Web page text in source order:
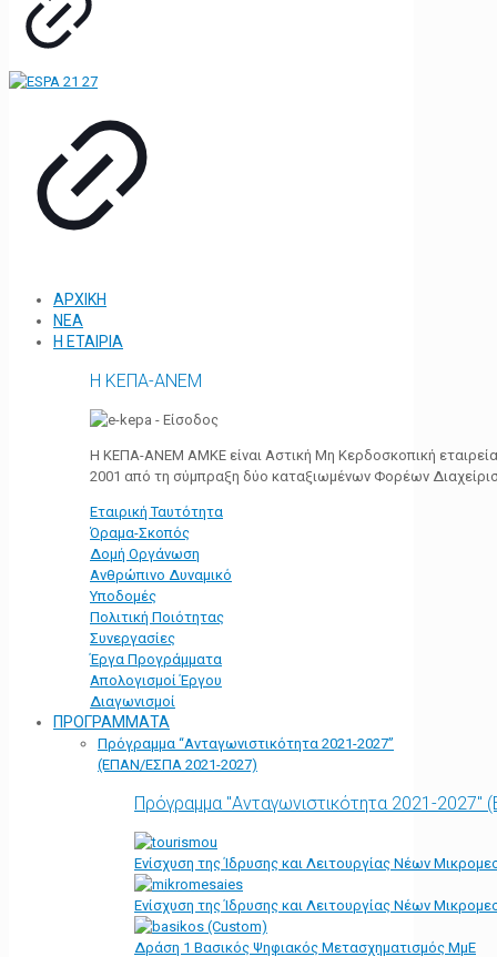
ΑΡΧΙΚΗ
ΝΕΑ
Η ΕΤΑΙΡΙΑ
Η ΚΕΠΑ-ΑΝΕΜ
Η ΚΕΠΑ-ΑΝΕΜ ΑΜΚΕ είναι Αστική Μη Κερδοσκοπική
2001 από τη σύμπραξη δύο καταξιωμένων Φορέων
Εταιρική Ταυτότητα
Όραμα-Σκοπός
Δομή Οργάνωση
Ανθρώπινο Δυναμικό
Υποδομές
Πολιτική Ποιότητας
Συνεργασίες
Έργα Προγράμματα
Απολογισμοί Έργου
Διαγωνισμοί
ΠΡΟΓΡΑΜΜΑΤΑ
Πρόγραμμα “Ανταγωνιστικότητα 2021-2027”
(ΕΠΑΝ/ΕΣΠΑ 2021-2027)
Πρόγραμμα "Ανταγωνιστικότητα 2021-
Ενίσχυση της Ίδρυσης και Λειτουργίας Νέων
Ενίσχυση της Ίδρυσης και Λειτουργίας Νέων
Δράση 1 Βασικός Ψηφιακός Μετασχηματισμός ΜμΕ